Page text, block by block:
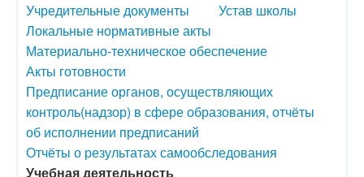
Учредительные документы
Устав школы
Локальные нормативные акты
Материально-техническое обеспечение
Акты готовности
Предписание органов, осуществляющих
контроль(надзор) в сфере образования, отчёты
об исполнении предписаний
Отчёты о результатах самообследования
Учебная деятельность